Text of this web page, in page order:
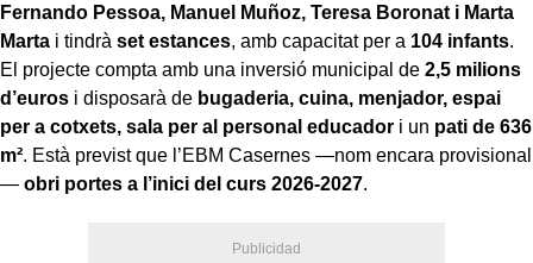
Fernando Pessoa, Manuel Muñoz, Teresa Boronat i Marta
Marta i tindrà set estances, amb capacitat per a 104 infants.
El projecte compta amb una inversió municipal de 2,5 milions
d’euros i disposarà de bugaderia, cuina, menjador, espai
per a cotxets, sala per al personal educador i un pati de 636
m². Està previst que l’EBM Casernes —nom encara provisional
— obri portes a l’inici del curs 2026-2027.